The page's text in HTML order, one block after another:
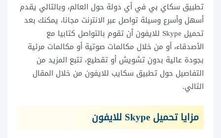
تطبيق سكاي بي في أي دولة حول العالم، وبالتالي يقدم
أسهل وأسرع وسيلة تواصل عبر الانترنت مجانا، يمكنك بعد
تحميل Skype للايفون أن تقوم بالتواصل كتابيا مع
الأصدقاء، أو من خلال مكالمات صوتية أو مكالمات مرئية
بجودة عالية بدون تشويش أو تقطيع، تتبع المزيد من
التفاصيل حول تطبيق سكايب للايفون من خلال المقال
التالي.
مزايا تحميل Skype للايفون